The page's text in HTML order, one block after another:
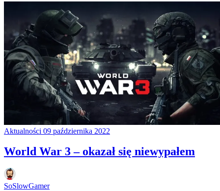
Aktualności 09 października 2022
World War 3 – okazał się niewypałem
SoSlowGamer